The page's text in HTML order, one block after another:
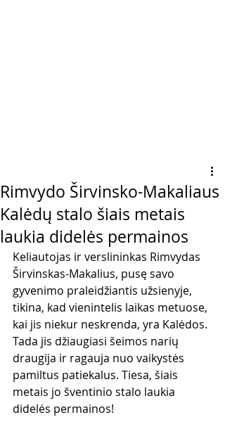
Rimvydo Širvinsko-Makaliaus
Kalėdų stalo šiais metais
laukia didelės permainos
Keliautojas ir verslininkas Rimvydas
Širvinskas-Makalius, pusę savo
gyvenimo praleidžiantis užsienyje,
tikina, kad vienintelis laikas metuose,
kai jis niekur neskrenda, yra Kalėdos.
Tada jis džiaugiasi šeimos narių
draugija ir ragauja nuo vaikystės
pamiltus patiekalus. Tiesa, šiais
metais jo šventinio stalo laukia
didelės permainos!